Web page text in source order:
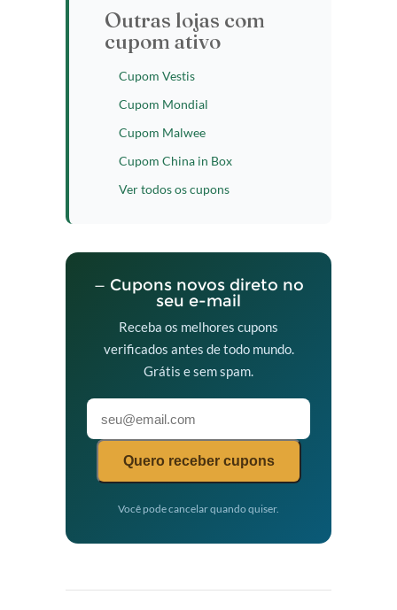
Outras lojas com
cupom ativo
Cupom Vestis
Cupom Mondial
Cupom Malwee
Cupom China in Box
Ver todos os cupons
— Cupons novos direto no
seu e-mail
Receba os melhores cupons
verificados antes de todo mundo.
Grátis e sem spam.
Quero receber cupons
Você pode cancelar quando quiser.